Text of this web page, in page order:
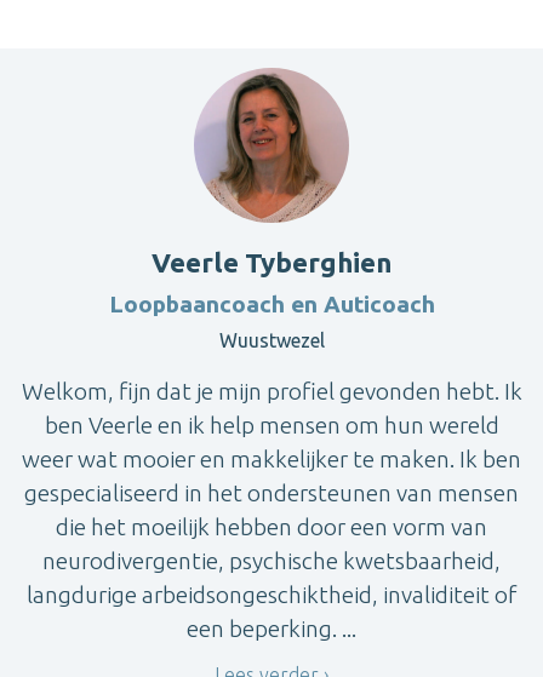
Veerle Tyberghien
Loopbaancoach en Auticoach
Wuustwezel
Welkom, fijn dat je mijn profiel gevonden hebt. Ik
ben Veerle en ik help mensen om hun wereld
weer wat mooier en makkelijker te maken. Ik ben
gespecialiseerd in het ondersteunen van mensen
die het moeilijk hebben door een vorm van
neurodivergentie, psychische kwetsbaarheid,
langdurige arbeidsongeschiktheid, invaliditeit of
een beperking. ...